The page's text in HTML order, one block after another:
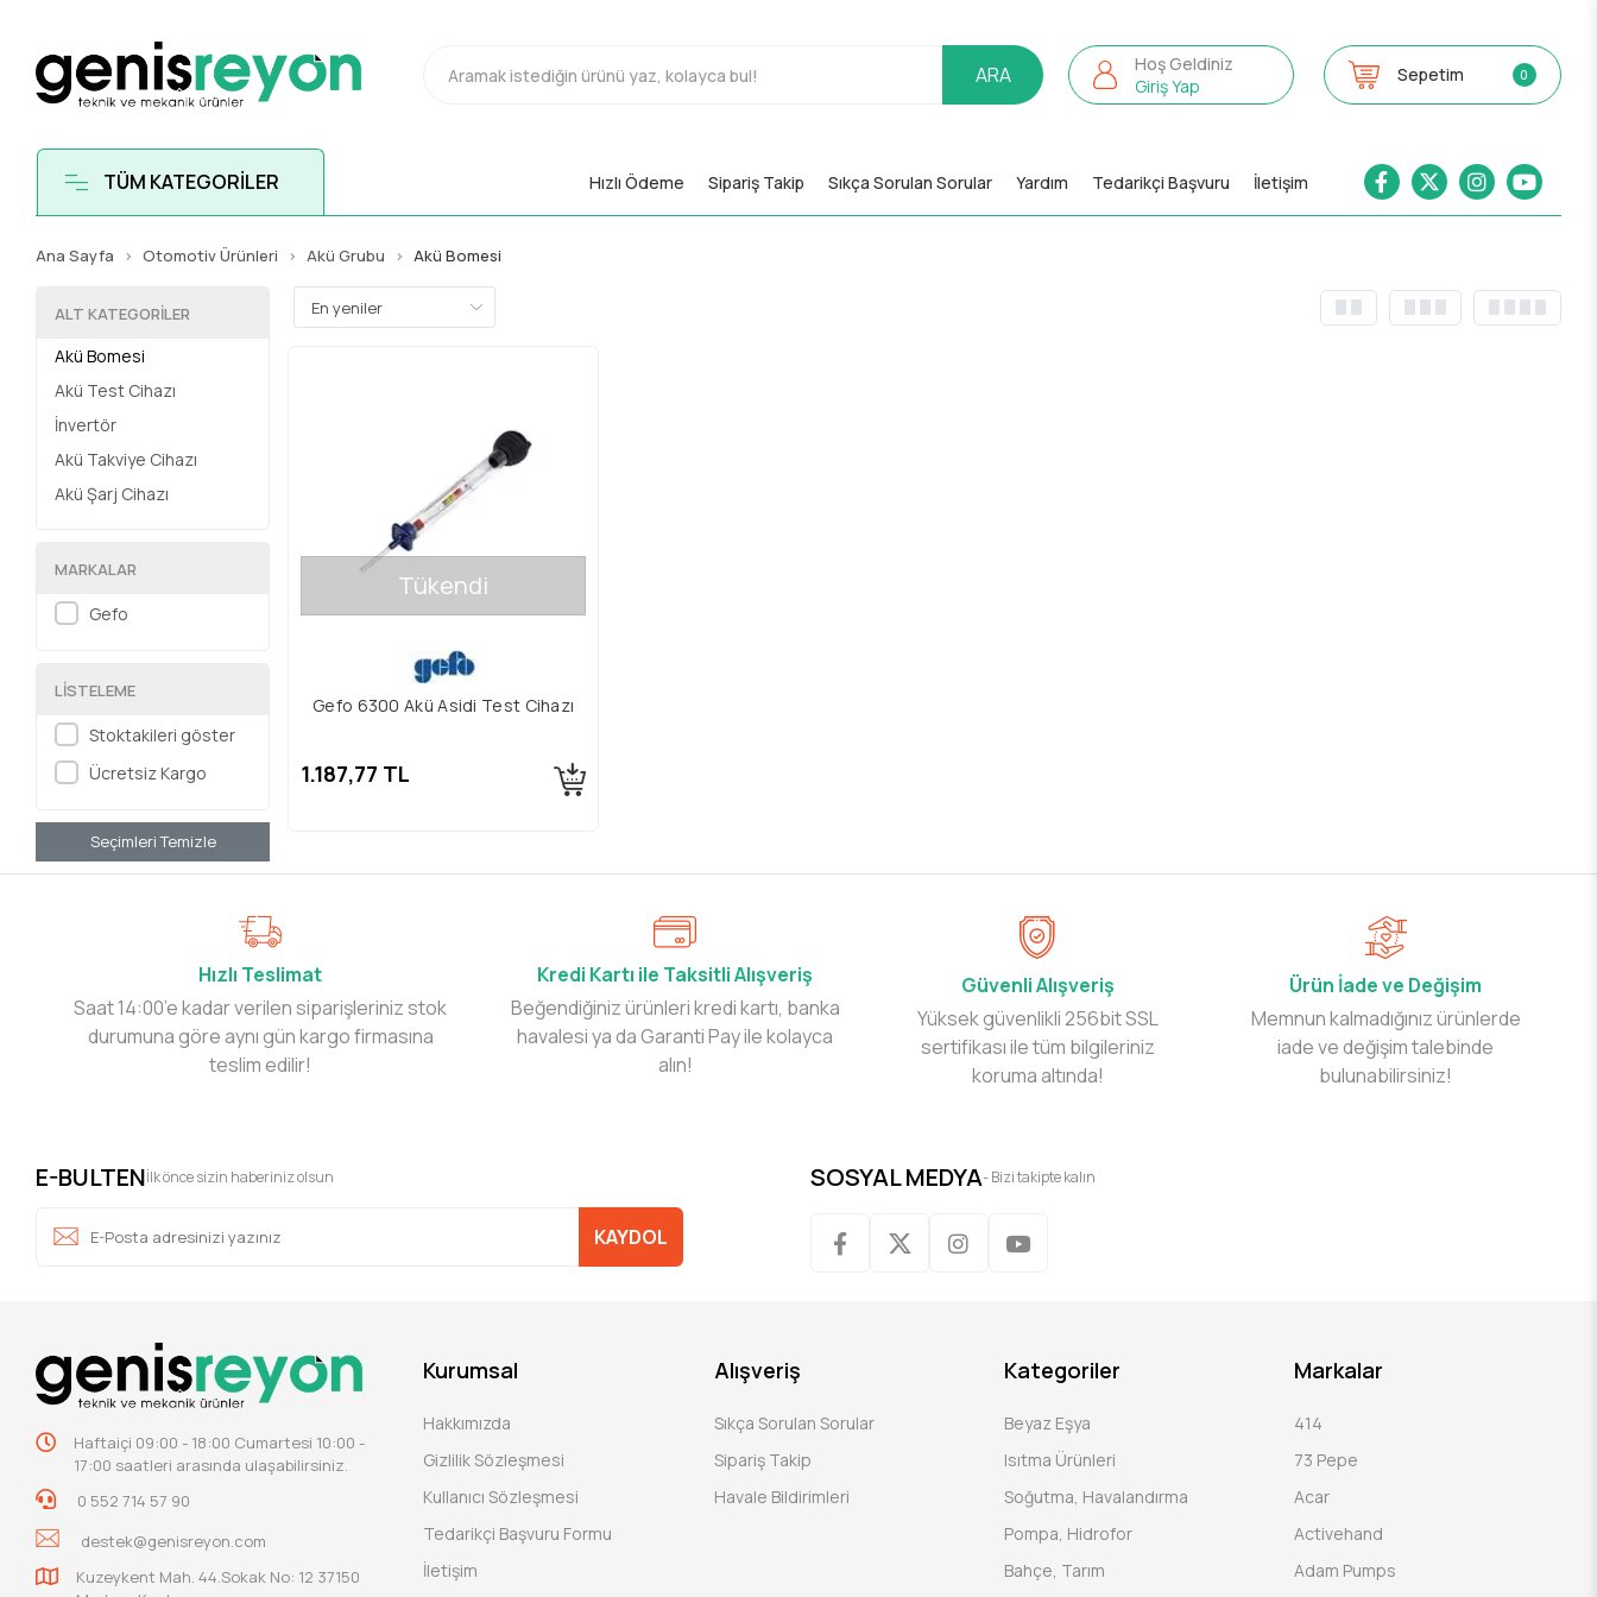
ARA
Hoş Geldiniz
Giriş Yap
Sepetim 0
TÜM KATEGORİLER Hızlı Ödeme Sipariş Takip Sıkça Sorulan Sorular Yardım Tedarikçi Başvuru İletişim
Ana Sayfa Otomotiv Ürünleri Akü Grubu Akü Bomesi
ALT KATEGORILER
Akü Bomesi
Akü Test Cihazı
İnvertör
Akü Takviye Cihazı
Akü Şarj Cihazı
MARKALAR
Gefo
LISTELEME
Stoktakileri göster
Ücretsiz Kargo
Seçimleri Temizle
Tükendi
Gefo 6300 Akü Asidi Test Cihazı
1.187,77 TL
Hızlı Teslimat
Saat 14:00’e kadar verilen siparişleriniz stok
durumuna göre aynı gün kargo firmasına
teslim edilir!
Kredi Kartı ile Taksitli Alışveriş
Beğendiğiniz ürünleri kredi kartı, banka
havalesi ya da Garanti Pay ile kolayca
alın!
Güvenli Alışveriş
Yüksek güvenlikli 256bit SSL
sertifikası ile tüm bilgileriniz
koruma altında!
Ürün İade ve Değişim
Memnun kalmadığınız ürünlerde
iade ve değişim talebinde
bulunabilirsiniz!
E-BULTENİlk önce sizin haberiniz olsun
KAYDOL
SOSYAL MEDYA- Bizi takipte kalın
Haftaiçi 09:00 - 18:00 Cumartesi 10:00 -
17:00 saatleri arasında ulaşabilirsiniz.
0 552 714 57 90
destek@genisreyon.com
Kuzeykent Mah. 44.Sokak No: 12 37150
Kurumsal
Hakkımızda
Gizlilik Sözleşmesi
Kullanıcı Sözleşmesi
Tedarikçi Başvuru Formu
İletişim
Alışveriş
Sıkça Sorulan Sorular
Sipariş Takip
Havale Bildirimleri
Kategoriler
Beyaz Eşya
Isıtma Ürünleri
Soğutma, Havalandırma
Pompa, Hidrofor
Bahçe, Tarım
Markalar
414
73 Pepe
Acar
Activehand
Adam Pumps